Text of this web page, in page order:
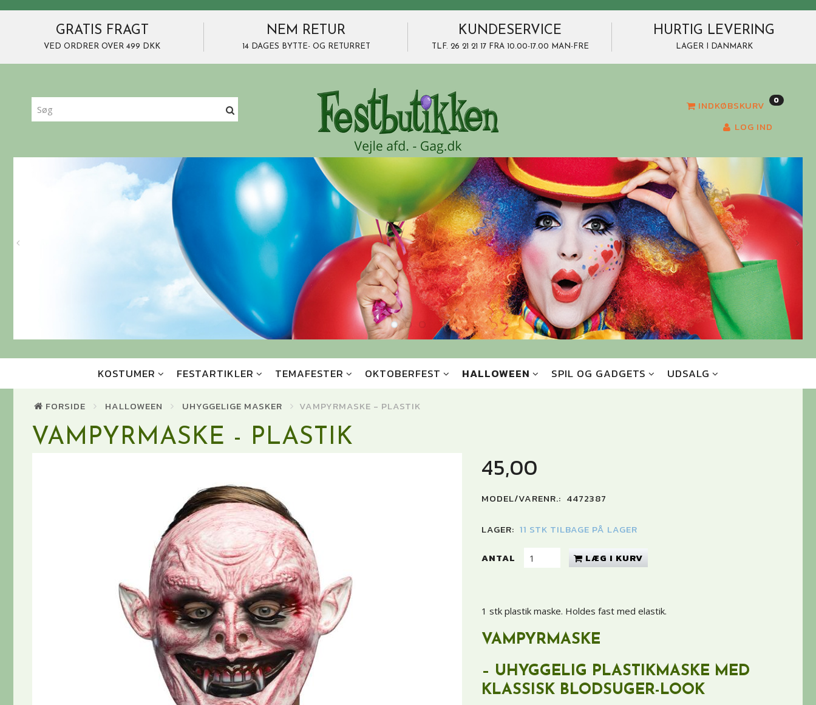
GRATIS FRAGT
VED ORDRER OVER 499 DKK
NEM RETUR
14 DAGES BYTTE- OG RETURRET
KUNDESERVICE
TLF. 26 21 21 17 FRA 10.00-17.00 MAN-FRE
HURTIG LEVERING
LAGER I DANMARK
INDKØBSKURV 0
LOG IND
KOSTUMER FESTARTIKLER TEMAFESTER OKTOBERFEST HALLOWEEN SPIL OG GADGETS UDSALG
FORSIDE HALLOWEEN UHYGGELIGE MASKER VAMPYRMASKE - PLASTIK
VAMPYRMASKE - PLASTIK
45,00
MODEL/VARENR.: 4472387
LAGER: 11 STK TILBAGE PÅ LAGER
ANTAL LÆG I KURV
1 stk plastik maske. Holdes fast med elastik.
VAMPYRMASKE
– UHYGGELIG PLASTIKMASKE MED
KLASSISK BLODSUGER-LOOK